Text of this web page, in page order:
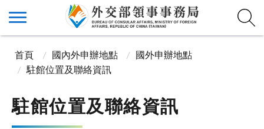
首頁 國內外申辦地點
國外申辦地點
駐館位置及聯絡資訊
駐館位置及聯絡資訊